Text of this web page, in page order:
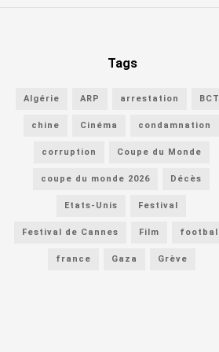
Tags
Algérie ARP arrestation BCT
chine Cinéma condamnation
corruption Coupe du Monde
coupe du monde 2026 Décès
Etats-Unis Festival
Festival de Cannes Film football
france Gaza Grève